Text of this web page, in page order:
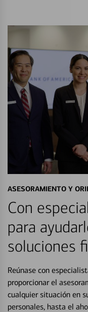
ASESORAMIENTO Y
Con
para
soluciones
Reúnase con
proporcionar el
cualquier situación en
personales, hasta el